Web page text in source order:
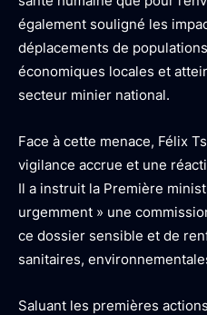
également souligné les
déplacements de
économiques locales et
secteur minier national.
Face à cette menace, Félix
vigilance accrue et une
Il a instruit la Première
urgemment » une
ce dossier sensible et de
sanitaires,
Saluant les premières